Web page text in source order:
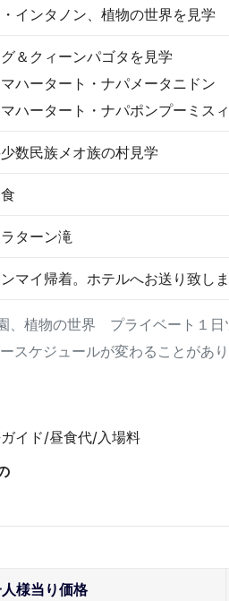
、植物の世界 プライベート１日
スケジュールが変わることがあ
・インタノン、植物の世界を見学
＆クィーンパゴタを見学
ハータート・ナパメータニドン
ハータート・ナパポンプーミス
数民族メオ族の村見学
ターン滝
マイ帰着。ホテルへお送り致しま
イド/昼食代/入場料
様当り価格